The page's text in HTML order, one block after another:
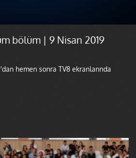
bölüm | 9 Nisan 2019
hemen sonra TV8 ekranlarında